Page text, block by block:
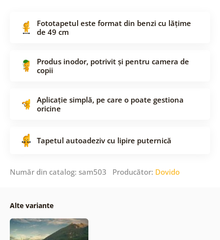
Fototapetul este format din benzi cu lățime
de 49 cm
Produs inodor, potrivit și pentru camera de
copii
Aplicație simplă, pe care o poate gestiona
oricine
Tapetul autoadeziv cu lipire puternică
Număr din catalog: sam503 Producător: Dovido
Alte variante